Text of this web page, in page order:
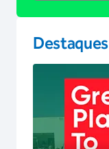
Destaques